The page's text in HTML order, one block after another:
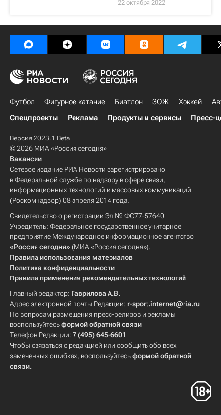
22 октября 2022
Футбол Фигурное катание Биатлон ЗОЖ Хоккей
Спецпроекты
Реклама Продукты и сервисы Пресс-
Версия 2023.1 Beta
© 2026 МИА «Россия сегодня»
Вакансии
Сетевое издание РИА Новости зарегистрировано
в Федеральной службе по надзору в сфере связи,
информационных технологий и массовых коммуникаций
(Роскомнадзор) 08 апреля 2014 года.
Свидетельство о регистрации Эл № ФС77-57640
Учредитель: Федеральное государственное унитарное
предприятие Международное информационное агентство
«Россия сегодня» (МИА «Россия сегодня»).
Правила использования материалов
Политика конфиденциальности
Правила применения рекомендательных технологий
Главный редактор: Гаврилова А.В.
Адрес электронной почты Редакции: r-sport.internet@ria.ru
По вопросам размещения пресс-релизов и рекламы
воспользуйтесьформой обратной связи
Телефон Редакции: 7 (495) 645-6601
Чтобы связаться с редакцией или сообщить обо всех
замеченных ошибках, воспользуйтесьформой обратной
связи.